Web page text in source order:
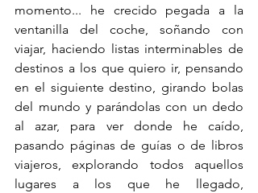
momento... he crecido pegada a la
ventanilla del coche, soñando con
viajar, haciendo listas interminables de
destinos a los que quiero ir, pensando
en el siguiente destino, girando bolas
del mundo y parándolas con un dedo
al azar, para ver donde he caído,
pasando páginas de guías o de libros
viajeros, explorando todos aquellos
lugares a los que he llegado,